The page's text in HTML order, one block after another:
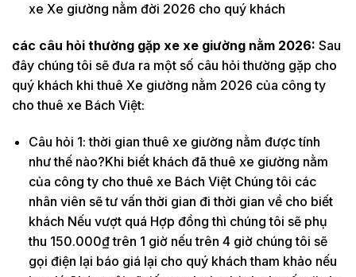
xe Xe giường nằm đời 2026 cho quý khách
các câu hỏi thường gặp xe xe giường nằm 2026: Sau
đây chúng tôi sẽ đưa ra một số câu hỏi thường gặp cho
quý khách khi thuê Xe giường nằm 2026 của công ty
cho thuê xe Bách Việt:
Câu hỏi 1: thời gian thuê xe giường nằm được tính
như thế nào?Khi biết khách đã thuê xe giường nằm
của công ty cho thuê xe Bách Việt Chúng tôi các
nhân viên sẽ tư vấn thời gian đi thời gian về cho biết
khách Nếu vượt quá Hợp đồng thì chúng tôi sẽ phụ
thu 150.000₫ trên 1 giờ nếu trên 4 giờ chúng tôi sẽ
gọi điện lại báo giá lại cho quý khách tham khảo nếu